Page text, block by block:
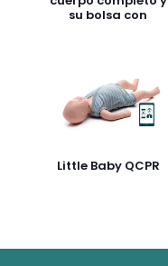
su bolsa con
Little Baby QCPR